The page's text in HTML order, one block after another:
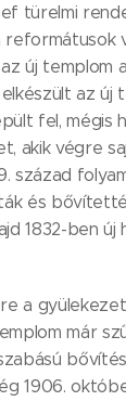
türelmi
új templom
az új
fel, mégis
akik végre
század
és
1832-ben
a
már
1906.